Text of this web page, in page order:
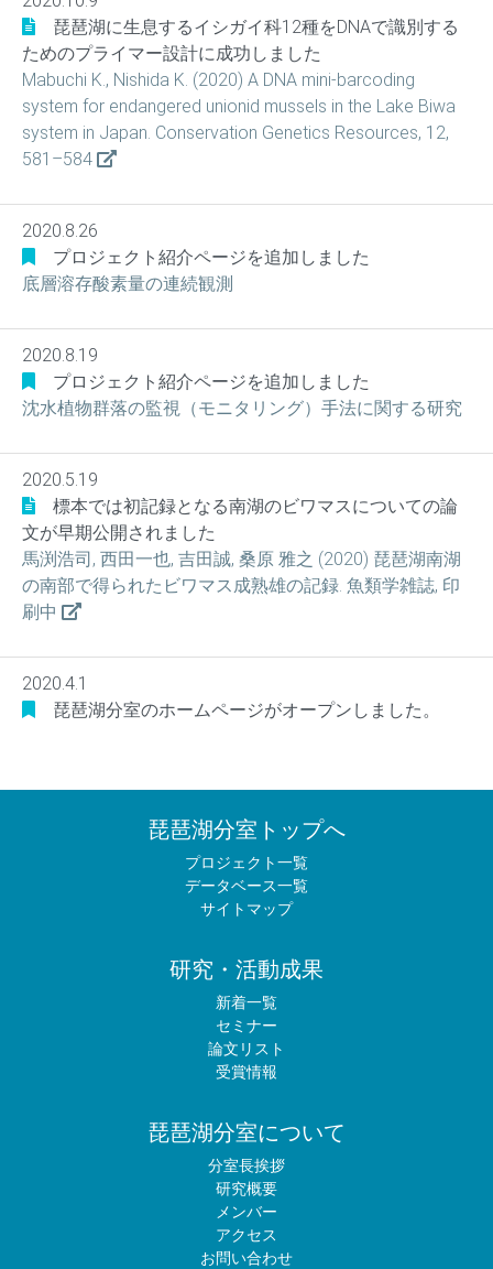
琵琶湖に生息するイシガイ科12種をDNAで識別する
ためのプライマー設計に成功しました
Mabuchi K., Nishida K. (2020) A DNA mini-barcoding
system for endangered unionid mussels in the Lake Biwa
system in Japan. Conservation Genetics Resources, 12,
581–584
2020.8.26
プロジェクト紹介ページを追加しました
底層溶存酸素量の連続観測
2020.8.19
プロジェクト紹介ページを追加しました
沈水植物群落の監視（モニタリング）手法に関する研究
2020.5.19
標本では初記録となる南湖のビワマスについての論
文が早期公開されました
馬渕浩司, 西田一也, 吉田誠, 桑原 雅之 (2020) 琵琶湖南湖
の南部で得られたビワマス成熟雄の記録. 魚類学雑誌, 印
刷中
2020.4.1
琵琶湖分室のホームページがオープンしました。
琵琶湖分室トップへ
プロジェクト一覧
データベース一覧
サイトマップ
研究・活動成果
新着一覧
セミナー
論文リスト
受賞情報
琵琶湖分室について
分室長挨拶
研究概要
メンバー
アクセス
お問い合わせ